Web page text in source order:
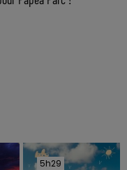
5h29
5h29